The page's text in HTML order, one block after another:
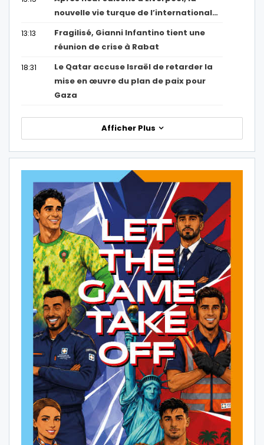
nouvelle vie turque de l’international…
13:13
Fragilisé, Gianni Infantino tient une
réunion de crise à Rabat
18:31
Le Qatar accuse Israël de retarder la
mise en œuvre du plan de paix pour
Gaza
Afficher Plus